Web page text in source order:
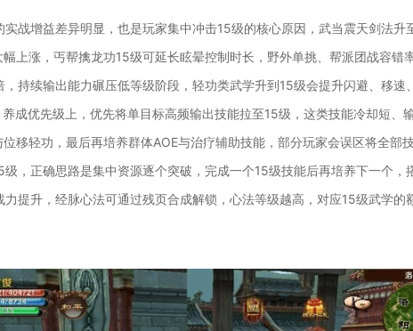
战增益差异明显，也是玩家集中冲击15级的核心原因，武当震天剑法升
上涨，丐帮擒龙功15级可延长眩晕控制时长，野外单挑、帮派团战容错
持续输出能力碾压低等级阶段，轻功类武学升到15级会提升闪避、移速
成优先级上，优先将单目标高频输出技能拉至15级，这类技能冷却短、
移轻功，最后再培养群体AOE与治疗辅助技能，部分玩家会误区将全部
，正确思路是集中资源逐个突破，完成一个15级技能后再培养下一个，
提升，经脉心法可通过残页合成解锁，心法等级越高，对应15级武学的